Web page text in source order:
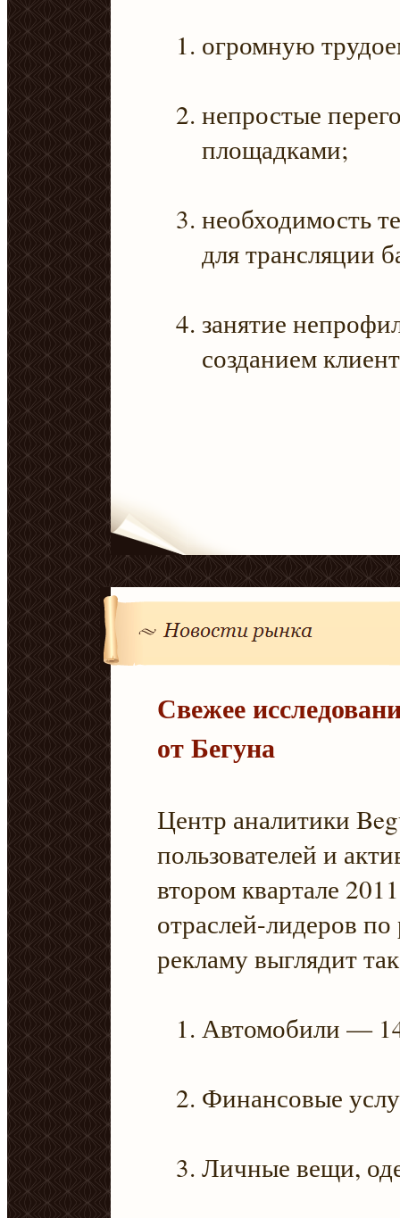
огромную
непростые
площадками;
необходимость
для трансляции
занятие
созданием
Свежее
от Бегуна
Центр аналитики
пользователей и
втором квартале
отраслей-лидеров
рекламу выглядит
Автомобили —
Финансовые
Личные вещи,